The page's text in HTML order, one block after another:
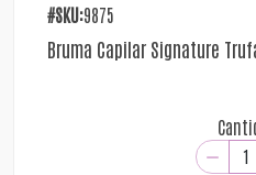
#SKU:9875
Bruma Capilar Signature